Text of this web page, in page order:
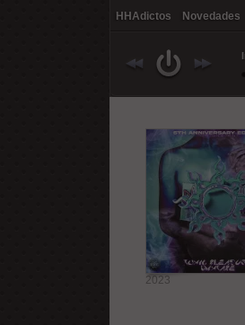
HHAdictos Novedades
2023